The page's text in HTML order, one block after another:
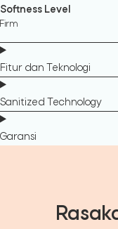
Softness Level
Firm
Fitur dan Teknologi
Sanitized Technology
Garansi